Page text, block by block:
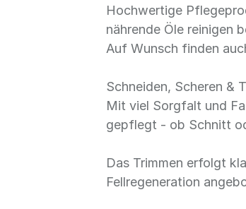
Hochwertige
nährende Öle reinigen
Auf Wunsch finden
Schneiden, Scheren &
Mit viel Sorgfalt und
gepflegt - ob Schnitt
Das Trimmen erfolgt
Fellregeneration